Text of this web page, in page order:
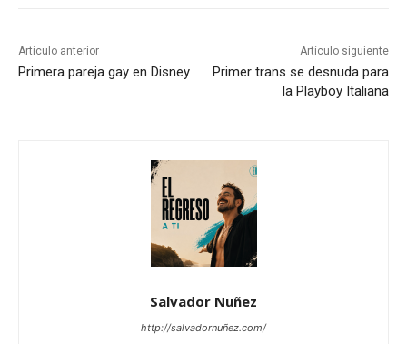
Artículo anterior
Primera pareja gay en Disney
Artículo siguiente
Primer trans se desnuda para
la Playboy Italiana
Salvador Nuñez
http://salvadornuñez.com/